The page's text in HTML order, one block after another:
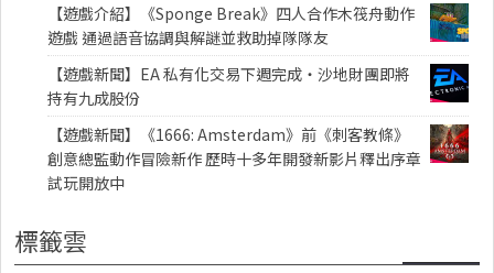
【遊戲介紹】《Sponge Break》四人合作木筏舟動作
遊戲 通過語音協調與解謎並救助掉隊隊友
【遊戲新聞】EA 私有化交易下週完成・沙地財團即將
持有九成股份
【遊戲新聞】《1666: Amsterdam》前《刺客教條》
創意總監動作冒險新作 歷時十多年開發新影片釋出序章
試玩開放中
標籤雲